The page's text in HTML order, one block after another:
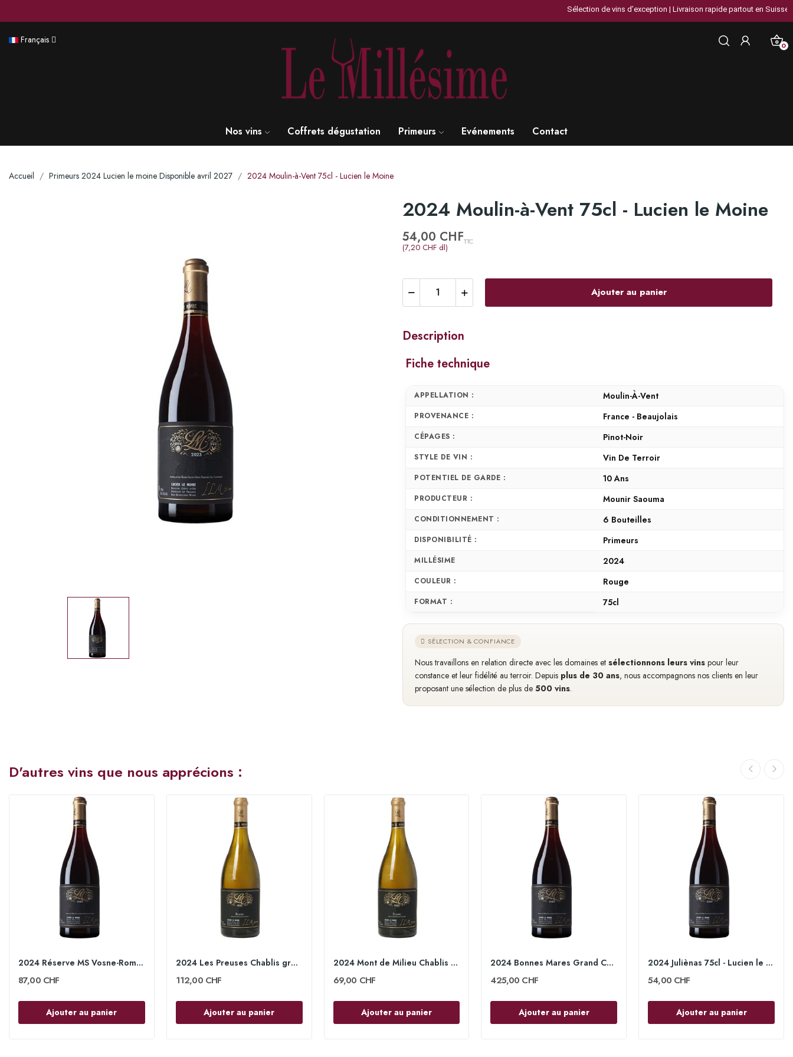
Sélection de vins d’exception | Livraison rapide partout en Suisse | Plus
Français 0
Nos vins Coffrets dégustation Primeurs Evénements Contact
Accueil Primeurs 2024 Lucien le moine Disponible avril 2027 2024 Moulin-à-Vent 75cl - Lucien le Moine
2024 Moulin-à-Vent 75cl - Lucien le Moine
54,00 CHF
(7,20 CHF dl)
TTC
Ajouter au panier
Description
Fiche technique
APPELLATION : Moulin-À-Vent
PROVENANCE : France - Beaujolais
CÉPAGES : Pinot-Noir
STYLE DE VIN : Vin De Terroir
POTENTIEL DE GARDE : 10 Ans
PRODUCTEUR : Mounir Saouma
CONDITIONNEMENT : 6 Bouteilles
DISPONIBILITÉ : Primeurs
MILLÉSIME 2024
COULEUR : Rouge
FORMAT : 75cl
SÉLECTION & CONFIANCE
Nous travaillons en relation directe avec les domaines et sélectionnons leurs vins pour leur
constance et leur fidélité au terroir. Depuis plus de 30 ans, nous accompagnons nos clients en leur
proposant une sélection de plus de 500 vins.
D'autres vins que nous apprécions :
2024 Réserve MS Vosne-Romanée 1er Cru 75cl -...
87,00 CHF
Ajouter au panier
2024 Les Preuses Chablis grand Cru 75cl -...
112,00 CHF
Ajouter au panier
2024 Mont de Milieu Chablis 1er Cru 75cl -...
69,00 CHF
Ajouter au panier
2024 Bonnes Mares Grand Cru 75cl - Lucien Le Moine
425,00 CHF
Ajouter au panier
2024 Juliènas 75cl - Lucien le Moine
54,00 CHF
Ajouter au panier